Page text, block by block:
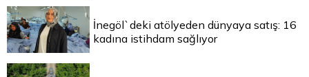
İnegöl`deki atölyeden dünyaya satış: 16
kadına istihdam sağlıyor